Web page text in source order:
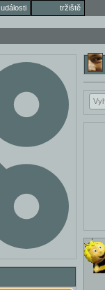
události tržiště